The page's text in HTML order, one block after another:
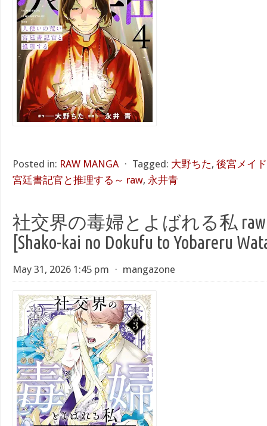
Posted in: RAW MANGA ⋅ Tagged: 大野ちた, 後宮メイ
宮廷書記官と推理する～ raw, 永井青
社交界の毒婦とよばれる私 raw
[Shako-kai no Dokufu to Yobareru
May 31, 2026 1:45 pm ⋅ mangazone